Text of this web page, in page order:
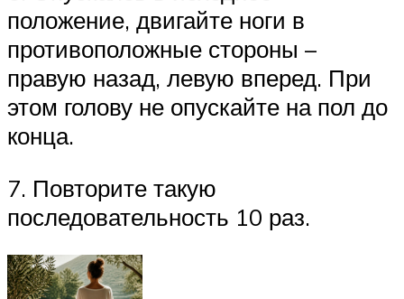
положение, двигайте ноги в
противоположные стороны –
правую назад, левую вперед. При
этом голову не опускайте на пол до
конца.
7. Повторите такую
последовательность 10 раз.